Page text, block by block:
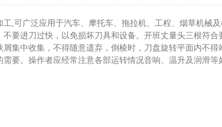
,可广泛应用于汽车、摩托车、拖拉机、工程、烟草机械
要进刀过快，以免损坏刀具和设备。开班丈量头三根符
集中收集，不得随意遗弃，倒棱时，刀盘旋转平面内不
要。操作者应经常注意各部运转情况音响、温升及润滑等